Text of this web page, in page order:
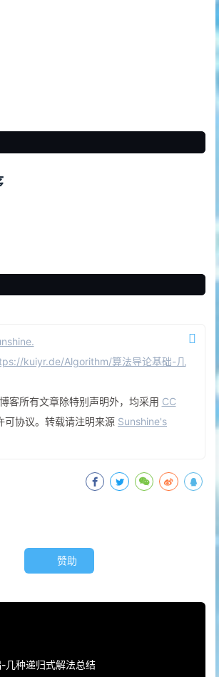
kuiyr.de/Algorithm/算法导论基础-几
客所有文章除特别声明外，均采用 CC
可协议。转载请注明来源 Sunshine's
赞助
几种递归式解法总结